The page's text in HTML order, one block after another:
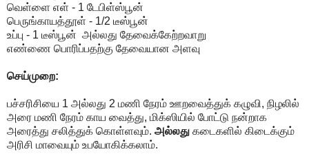
வெள்ளை எள் - 1 டேபிள்ஸ்பூன்
பெருங்காயத்தூள் - 1/2 டீஸ்பூன்
உப்பு - 1 டீஸ்பூன் அல்லது தேவைக்கேற்றவாறு
எண்ணை பொரிப்பதற்கு தேவையான அளவு
செய்முறை:
பச்சரிசியை 1 அல்லது 2 மணி நேரம் ஊறவைத்துக் கழுவி, நிழலில்
அரை மணி நேரம் காய வைத்து, மிக்ஸியில் போட்டு நன்றாக
அரைத்து சலித்துக் கொள்ளவும். அல்லது கடைகளில் கிடைக்கும்
அரிசி மாவையும் உபயோகிக்கலாம்.